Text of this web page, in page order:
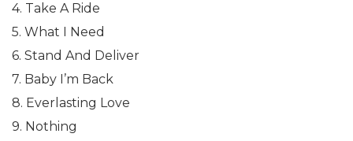
4. Take A Ride
5. What I Need
6. Stand And Deliver
7. Baby I’m Back
8. Everlasting Love
9. Nothing